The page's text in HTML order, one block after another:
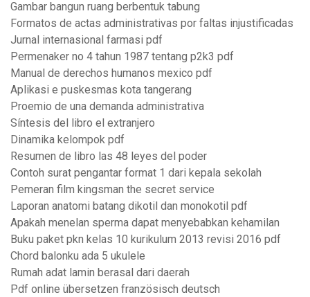
Gambar bangun ruang berbentuk tabung
Formatos de actas administrativas por faltas injustificadas
Jurnal internasional farmasi pdf
Permenaker no 4 tahun 1987 tentang p2k3 pdf
Manual de derechos humanos mexico pdf
Aplikasi e puskesmas kota tangerang
Proemio de una demanda administrativa
Síntesis del libro el extranjero
Dinamika kelompok pdf
Resumen de libro las 48 leyes del poder
Contoh surat pengantar format 1 dari kepala sekolah
Pemeran film kingsman the secret service
Laporan anatomi batang dikotil dan monokotil pdf
Apakah menelan sperma dapat menyebabkan kehamilan
Buku paket pkn kelas 10 kurikulum 2013 revisi 2016 pdf
Chord balonku ada 5 ukulele
Rumah adat lamin berasal dari daerah
Pdf online übersetzen französisch deutsch